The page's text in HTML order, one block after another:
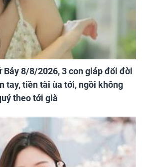
Bảy 8/8/2026, 3 con giáp đổi đời
tay, tiền tài ùa tới, ngồi không
theo tới già